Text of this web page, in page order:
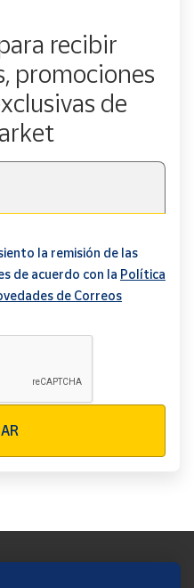
recibir
promociones
de
la remisión de las
de acuerdo con la Política
de Correos